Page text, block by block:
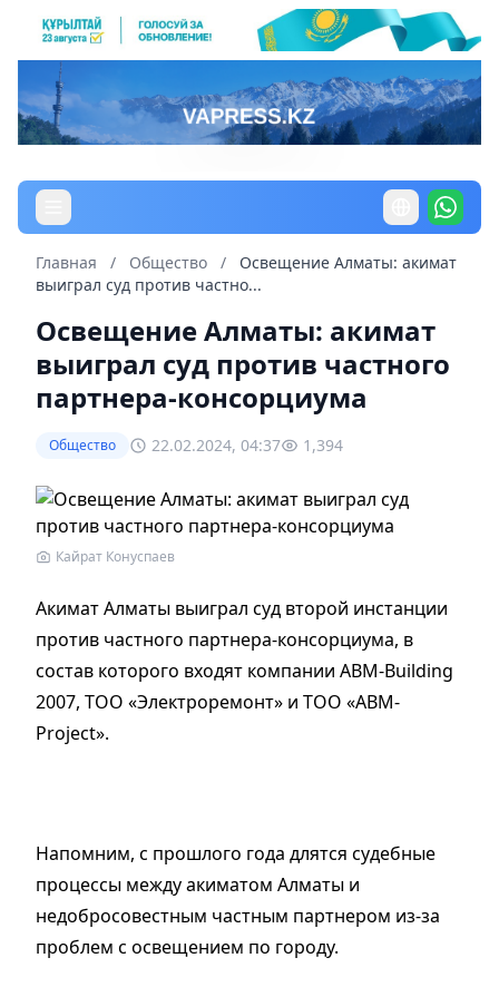
Главная / Общество /
Освещение Алматы: акимат
выиграл суд против частно...
Освещение Алматы: акимат
выиграл суд против частного
партнера-консорциума
Общество 22.02.2024, 04:37 1,394
Кайрат Конуспаев
Акимат Алматы выиграл суд второй инстанции
против частного партнера-консорциума, в
состав которого входят компании ABM-Вuilding
2007, ТОО «Электроремонт» и ТОО «ABM-
Project».
Напомним, с прошлого года длятся судебные
процессы между акиматом Алматы и
недобросовестным частным партнером из-за
проблем с освещением по городу.